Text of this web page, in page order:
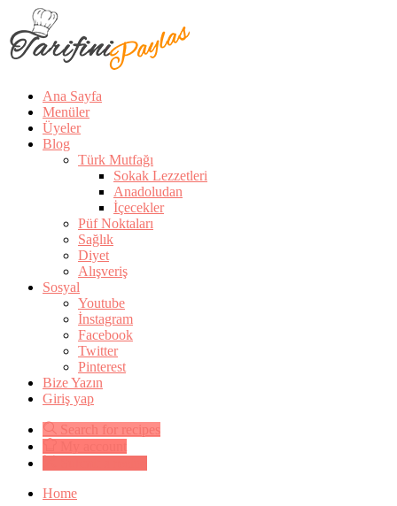
Ana Sayfa
Menüler
Üyeler
Blog
Türk Mutfağı
Sokak Lezzetleri
Anadoludan
İçecekler
Püf Noktaları
Sağlık
Diyet
Alışveriş
Sosyal
Youtube
İnstagram
Facebook
Twitter
Pinterest
Bize Yazın
Giriş yap
Search for recipes
Home